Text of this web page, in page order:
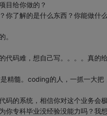
目给你做的？
你了解的是什么东西？你能做什
。
代码难，想自己写。。。。真的
精髓。coding的人，一抓一大把
码的系统，相信你对这个业务会
你专科毕业没经验没能力吗？我